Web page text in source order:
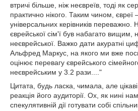
втричі більше, ніж неєвреїв, тоді як
практично нікого. Таким чином, євреї
універсальних керівників
єврейської сім'ї був набагато вищим,
неєврейської. Важко дати акуратні
Альфред Маркус, на якого ми вже
оцінює перевагу єврейського
неєврейським у 3.2 рази...."
Цитата, будь ласка, чимала, але
реакція його аудиторії. Ох, як нині
спекулятивній дії готувати собі